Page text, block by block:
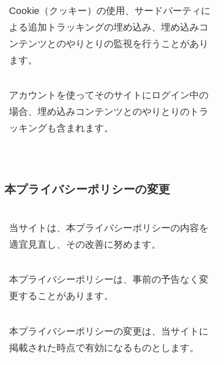
Cookie（クッキー）の使用、サードパーティに
よる追加トラッキングの埋め込み、埋め込みコ
ンテンツとのやりとりの監視を行うことがあり
ます。
アカウントを使ってそのサイトにログイン中の
場合、埋め込みコンテンツとのやりとりのトラ
ッキングも含まれます。
本プライバシーポリシーの変更
当サイトは、本プライバシーポリシーの内容を
適宜見直し、その改善に努めます。
本プライバシーポリシーは、事前の予告なく変
更することがあります。
本プライバシーポリシーの変更は、当サイトに
掲載された時点で有効になるものとします。